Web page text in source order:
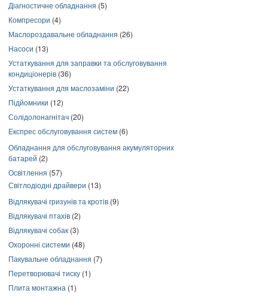
Діагностичне обладнання (5)
Компресори (4)
Маслороздавальне обладнання (26)
Насоси (13)
Устаткування для заправки та обслуговування
кондиціонерів (36)
Устаткування для маслозаміни (22)
Підйомники (12)
Солідолонагнітач (20)
Експрес обслуговування систем (6)
Обладнання для обслуговування акумуляторних
батарей (2)
Освітлення (57)
Світлодіодні драйвери (13)
Відлякувачі гризунів та кротів (9)
Відлякувачі птахів (2)
Відлякувачі собак (3)
Охоронні системи (48)
Пакувальне обладнання (7)
Перетворювачі тиску (1)
Плита монтажна (1)